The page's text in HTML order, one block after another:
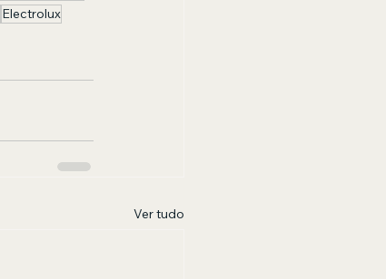
Electrolux
Ver tudo